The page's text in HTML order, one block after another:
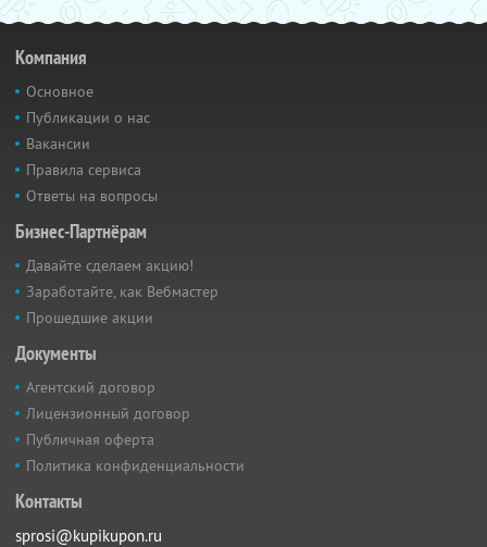
Компания
Основное
Публикации о нас
Вакансии
Правила сервиса
Ответы на вопросы
Бизнес-Партнёрам
Давайте сделаем акцию!
Заработайте, как Вебмастер
Прошедшие акции
Документы
Агентский договор
Лицензионный договор
Публичная оферта
Политика конфиденциальности
Контакты
sprosi@kupikupon.ru